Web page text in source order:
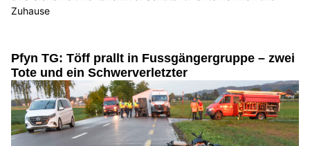
Zuhause
Pfyn TG: Töff prallt in Fussgängergruppe – zwei
Tote und ein Schwerverletzter